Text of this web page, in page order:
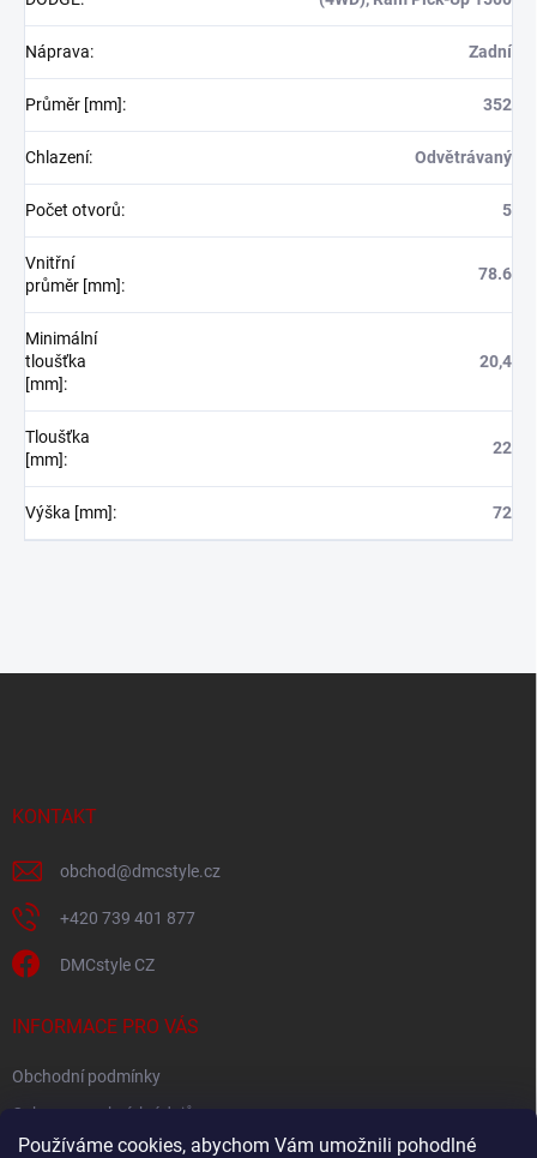
Používáme cookies, abychom Vám umožnili pohodlné
Náprava: Zadní
Průměr [mm]: 352
Chlazení: Odvětrávaný
Počet otvorů: 5
Vnitřní
průměr [mm]:
78.6
Minimální
tloušťka
[mm]:
20,4
Tloušťka
[mm]:
22
Výška [mm]: 72
KONTAKT
obchod@dmcstyle.cz
+420 739 401 877
DMCstyle CZ
INFORMACE PRO VÁS
Obchodní podmínky
Ochrana osobních údajů